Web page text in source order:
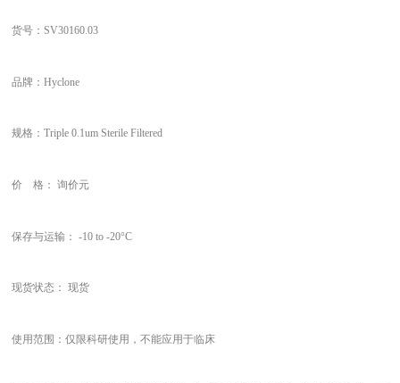
货号：SV30160.03
品牌：Hyclone
规格：Triple 0.1um Sterile Filtered
价 格： 询价元
保存与运输： -10 to -20°C
现货状态： 现货
使用范围：仅限科研使用，不能应用于临床